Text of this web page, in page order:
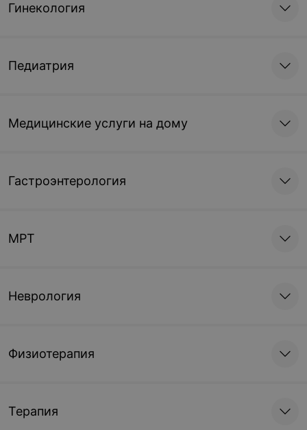
Гинекология
Педиатрия
Медицинские услуги на дому
Гастроэнтерология
МРТ
Неврология
Физиотерапия
Терапия